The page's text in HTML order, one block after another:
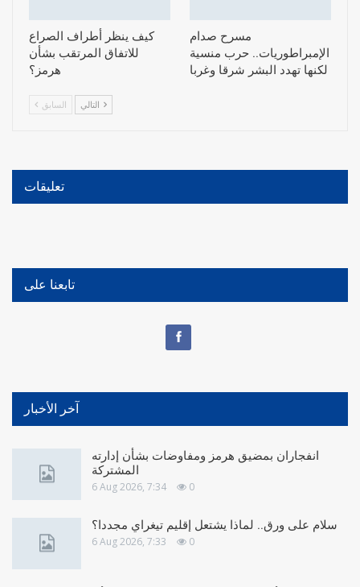
كيف ينظر أطراف الصراع
للاتفاق المرتقب بشأن
هرمز؟
مسرح صدام
الإمبراطوريات.. حرب منسية
لكنها تهدد البشر شرقا وغربا
السابق
تعليقات
تابعنا على
آخر الأخبار
انفجاران بمضيق هرمز ومفاوضات بشأن إدارته
المشتركة
6 Aug 2026, 7:34 0
سلام على ورق.. لماذا يشتعل إقليم تيغراي مجددا؟
6 Aug 2026, 7:33 0